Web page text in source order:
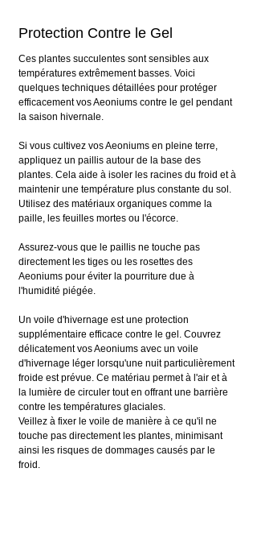
Protection Contre le Gel
Ces plantes succulentes sont sensibles aux
températures extrêmement basses. Voici
quelques techniques détaillées pour protéger
efficacement vos Aeoniums contre le gel pendant
la saison hivernale.
Si vous cultivez vos Aeoniums en pleine terre,
appliquez un paillis autour de la base des
plantes. Cela aide à isoler les racines du froid et à
maintenir une température plus constante du sol.
Utilisez des matériaux organiques comme la
paille, les feuilles mortes ou l'écorce.
Assurez-vous que le paillis ne touche pas
directement les tiges ou les rosettes des
Aeoniums pour éviter la pourriture due à
l'humidité piégée.
Un voile d'hivernage est une protection
supplémentaire efficace contre le gel. Couvrez
délicatement vos Aeoniums avec un voile
d'hivernage léger lorsqu'une nuit particulièrement
froide est prévue. Ce matériau permet à l'air et à
la lumière de circuler tout en offrant une barrière
contre les températures glaciales.
Veillez à fixer le voile de manière à ce qu'il ne
touche pas directement les plantes, minimisant
ainsi les risques de dommages causés par le
froid.